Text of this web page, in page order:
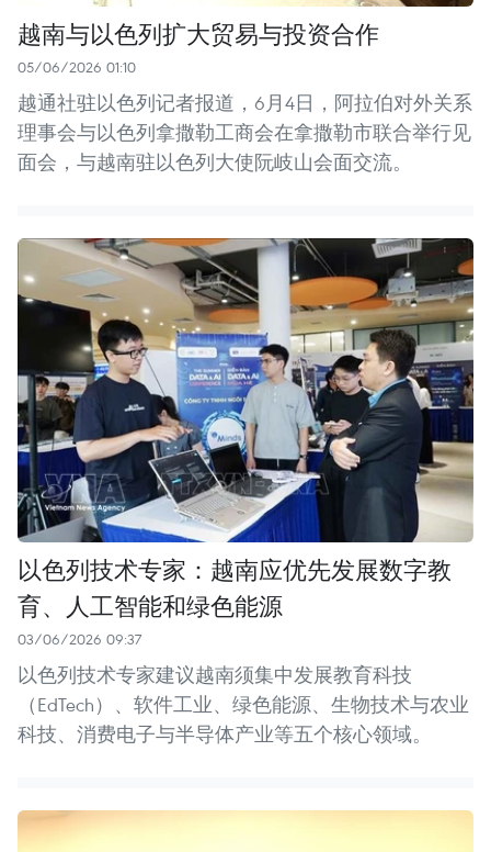
越南与以色列扩大贸易与投资合作
05/06/2026 01:10
越通社驻以色列记者报道，6月4日，阿拉伯对外关系
理事会与以色列拿撒勒工商会在拿撒勒市联合举行见
面会，与越南驻以色列大使阮岐山会面交流。
以色列技术专家：越南应优先发展数字教
育、人工智能和绿色能源
03/06/2026 09:37
以色列技术专家建议越南须集中发展教育科技
（EdTech）、软件工业、绿色能源、生物技术与农业
科技、消费电子与半导体产业等五个核心领域。